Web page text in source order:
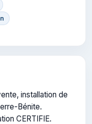
installation de
Bénite.
CERTIFIE.